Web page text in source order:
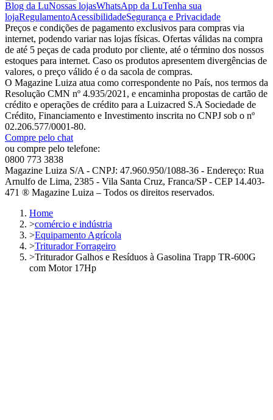
Blog da LuNossas lojasWhatsApp da LuTenha sua
lojaRegulamentoAcessibilidadeSegurança e Privacidade
Preços e condições de pagamento exclusivos para compras via
internet, podendo variar nas lojas físicas. Ofertas válidas na compra
de até 5 peças de cada produto por cliente, até o término dos nossos
estoques para internet. Caso os produtos apresentem divergências de
valores, o preço válido é o da sacola de compras.
O Magazine Luiza atua como correspondente no País, nos termos da
Resolução CMN nº 4.935/2021, e encaminha propostas de cartão de
crédito e operações de crédito para a Luizacred S.A Sociedade de
Crédito, Financiamento e Investimento inscrita no CNPJ sob o nº
02.206.577/0001-80.
Compre pelo chat
ou compre pelo telefone:
0800 773 3838
Magazine Luiza S/A - CNPJ: 47.960.950/1088-36 - Endereço: Rua
Arnulfo de Lima, 2385 - Vila Santa Cruz, Franca/SP - CEP 14.403-
471 ® Magazine Luiza – Todos os direitos reservados.
Home
>comércio e indústria
>Equipamento Agrícola
>Triturador Forrageiro
>Triturador Galhos e Resíduos à Gasolina Trapp TR-600G
com Motor 17Hp